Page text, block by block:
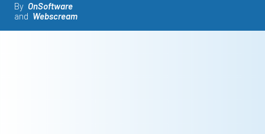
By OnSoftware
and Webscream